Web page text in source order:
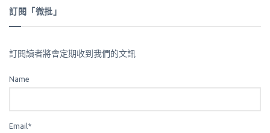
訂閱「微批」
訂閱讀者將會定期收到我們的文訊
Name
Email*